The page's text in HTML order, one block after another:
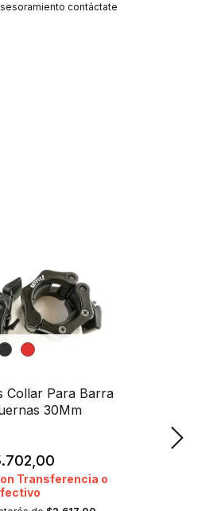
contáctate
Collar Para Barra
30Mm
Transferencia o